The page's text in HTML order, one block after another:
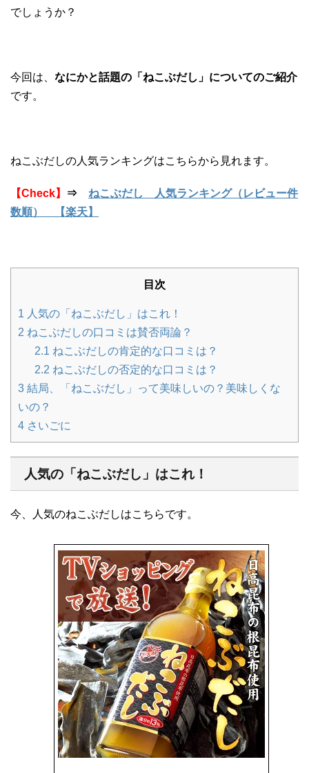
でしょうか？
今回は、 なにかと話題の「ねこぶだし」についてのご紹介
です。
ねこぶだしの人気ランキングはこちらから見れます。
【Check】 ⇒ ねこぶだし 人気ランキング（レビュー件
数順） 【楽天】
目次
1 人気の「ねこぶだし」はこれ！
2 ねこぶだしの口コミは賛否両論？
2.1 ねこぶだしの肯定的な口コミは？
2.2 ねこぶだしの否定的な口コミは？
3 結局、「ねこぶだし」って美味しいの？美味しくな
いの？
4 さいごに
人気の「ねこぶだし」はこれ！
今、人気のねこぶだしはこちらです。